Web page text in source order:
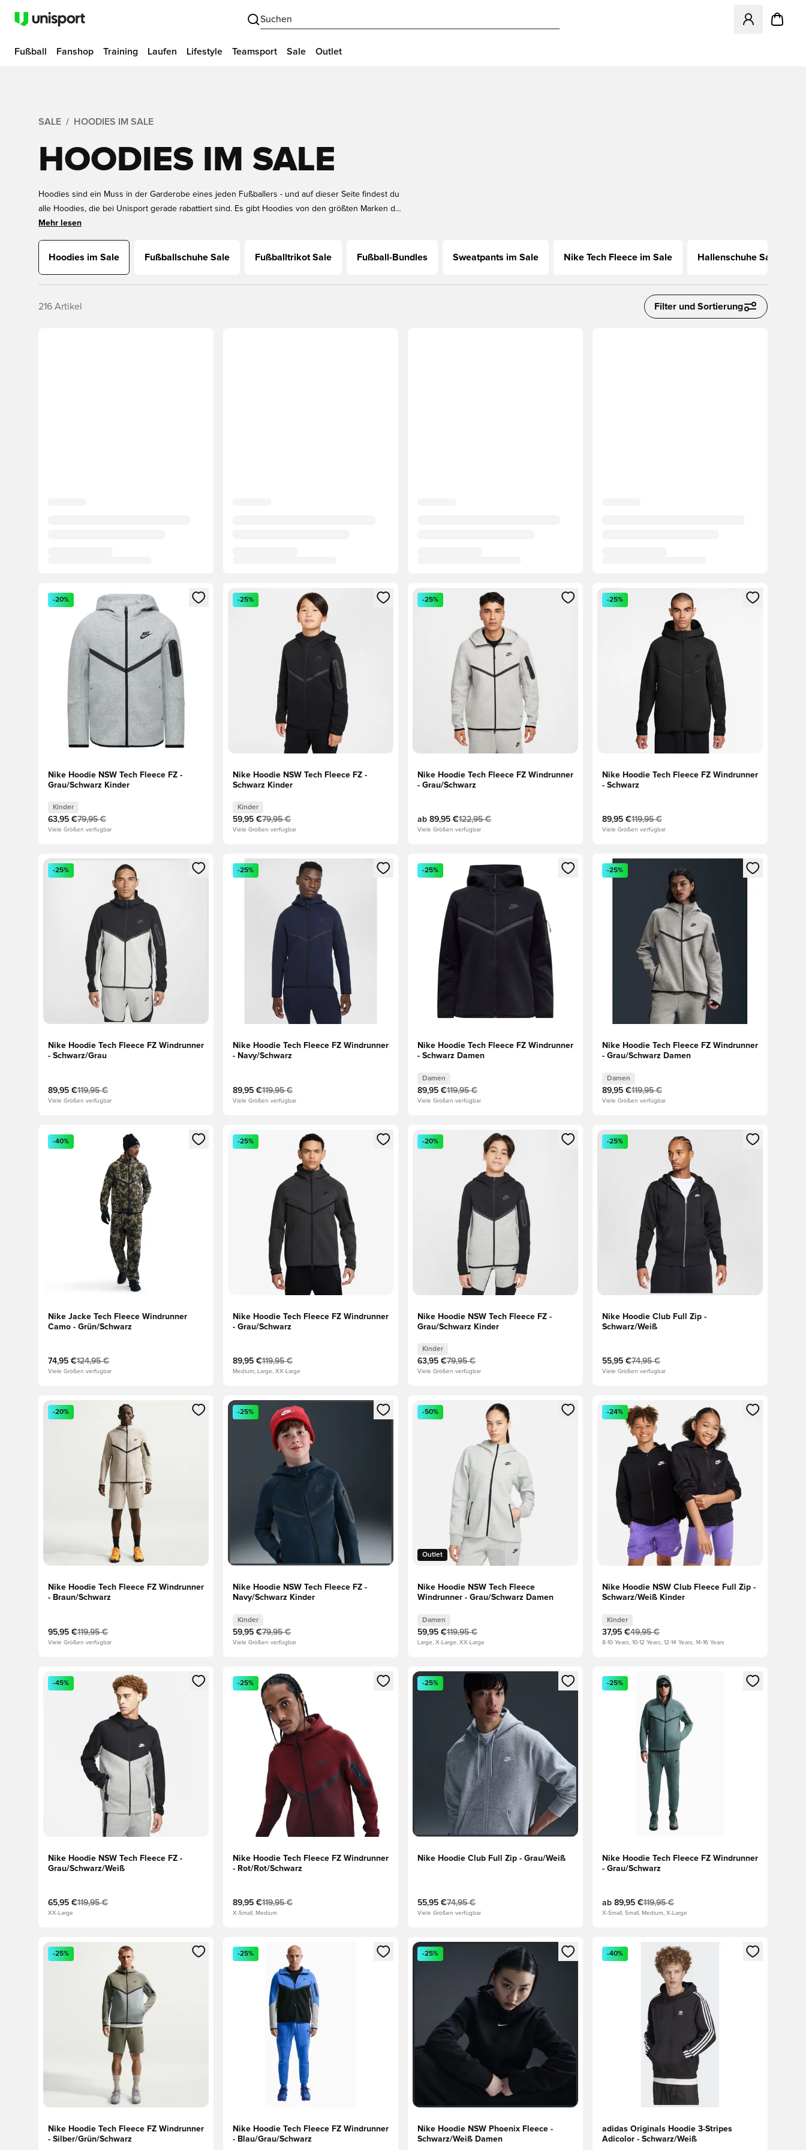
Suchen
Öffnet ein
Fußball Fanshop Training Laufen Lifestyle Teamsport Sale Outlet
SALE HOODIES IM SALE
HOODIES IM SALE
Hoodies sind ein Muss in der Garderobe eines jeden Fußballers - und auf dieser Seite findest du
alle Hoodies, die bei Unisport gerade rabattiert sind. Es gibt Hoodies von den größten Marken der
Welt in verschiedenen Farben, Modellen und Größen - alle zu tollen Preisen mit großen Rabatten
weg sein.
Mehr lesen
Hoodies im Sale Fußballschuhe Sale Fußballtrikot Sale Fußball-Bundles Sweatpants im Sale Nike Tech Fleece im Sale Hallenschuhe Sale
216 Artikel Filter und Sortierung
Öffnet ein neues Fenster zum Anmelden oder Registrieren als Mitglied
-20%
Nike Hoodie NSW Tech Fleece FZ -
Grau/Schwarz Kinder
Kinder
63,95 €79,95 €
Viele Größen verfügbar
Öffnet ein neues Fenster zum Anmelden oder Registrieren als Mitglied
-25%
Nike Hoodie NSW Tech Fleece FZ -
Schwarz Kinder
Kinder
59,95 €79,95 €
Viele Größen verfügbar
Öffnet ein neues Fenster zum Anmelden oder Registrieren als Mitglied
-25%
Nike Hoodie Tech Fleece FZ Windrunner
- Grau/Schwarz
ab 89,95 €122,95 €
Viele Größen verfügbar
Öffnet ein neues Fenster zum Anmelden oder
-25%
Nike Hoodie Tech Fleece FZ Windrunner
- Schwarz
89,95 €119,95 €
Viele Größen verfügbar
Öffnet ein neues Fenster zum Anmelden oder Registrieren als Mitglied
-25%
Nike Hoodie Tech Fleece FZ Windrunner
- Schwarz/Grau
89,95 €119,95 €
Viele Größen verfügbar
Öffnet ein neues Fenster zum Anmelden oder Registrieren als Mitglied
-25%
Nike Hoodie Tech Fleece FZ Windrunner
- Navy/Schwarz
89,95 €119,95 €
Viele Größen verfügbar
Öffnet ein neues Fenster zum Anmelden oder Registrieren als Mitglied
-25%
Nike Hoodie Tech Fleece FZ Windrunner
- Schwarz Damen
Damen
89,95 €119,95 €
Viele Größen verfügbar
Öffnet ein neues Fenster zum Anmelden oder
-25%
Nike Hoodie Tech Fleece FZ Windrunner
- Grau/Schwarz Damen
Damen
89,95 €119,95 €
Viele Größen verfügbar
Öffnet ein neues Fenster zum Anmelden oder Registrieren als Mitglied
-40%
Nike Jacke Tech Fleece Windrunner
Camo - Grün/Schwarz
74,95 €124,95 €
Viele Größen verfügbar
Öffnet ein neues Fenster zum Anmelden oder Registrieren als Mitglied
-25%
Nike Hoodie Tech Fleece FZ Windrunner
- Grau/Schwarz
89,95 €119,95 €
Medium, Large, XX-Large
Öffnet ein neues Fenster zum Anmelden oder Registrieren als Mitglied
-20%
Nike Hoodie NSW Tech Fleece FZ -
Grau/Schwarz Kinder
Kinder
63,95 €79,95 €
Viele Größen verfügbar
Öffnet ein neues Fenster zum Anmelden oder
-25%
Nike Hoodie Club Full Zip -
Schwarz/Weiß
55,95 €74,95 €
Viele Größen verfügbar
Öffnet ein neues Fenster zum Anmelden oder Registrieren als Mitglied
-20%
Nike Hoodie Tech Fleece FZ Windrunner
- Braun/Schwarz
95,95 €119,95 €
Viele Größen verfügbar
Öffnet ein neues Fenster zum Anmelden oder Registrieren als Mitglied
-25%
Nike Hoodie NSW Tech Fleece FZ -
Navy/Schwarz Kinder
Kinder
59,95 €79,95 €
Viele Größen verfügbar
Öffnet ein neues Fenster zum Anmelden oder Registrieren als Mitglied
Outlet
-50%
Nike Hoodie NSW Tech Fleece
Windrunner - Grau/Schwarz Damen
Damen
59,95 €119,95 €
Large, X-Large, XX-Large
Öffnet ein neues Fenster zum Anmelden oder
-24%
Nike Hoodie NSW Club Fleece Full Zip -
Schwarz/Weiß Kinder
Kinder
37,95 €49,95 €
8-10 Years, 10-12 Years, 12-14 Years, 14-16 Years
Öffnet ein neues Fenster zum Anmelden oder Registrieren als Mitglied
-45%
Nike Hoodie NSW Tech Fleece FZ -
Grau/Schwarz/Weiß
65,95 €119,95 €
XX-Large
Öffnet ein neues Fenster zum Anmelden oder Registrieren als Mitglied
-25%
Nike Hoodie Tech Fleece FZ Windrunner
- Rot/Rot/Schwarz
89,95 €119,95 €
X-Small, Medium
Öffnet ein neues Fenster zum Anmelden oder Registrieren als Mitglied
-25%
Nike Hoodie Club Full Zip - Grau/Weiß
55,95 €74,95 €
Viele Größen verfügbar
Öffnet ein neues Fenster zum Anmelden oder
-25%
Nike Hoodie Tech Fleece FZ Windrunner
- Grau/Schwarz
ab 89,95 €119,95 €
X-Small, Small, Medium, X-Large
Öffnet ein neues Fenster zum Anmelden oder Registrieren als Mitglied
-25%
Nike Hoodie Tech Fleece FZ Windrunner
- Silber/Grün/Schwarz
Öffnet ein neues Fenster zum Anmelden oder Registrieren als Mitglied
-25%
Nike Hoodie Tech Fleece FZ Windrunner
- Blau/Grau/Schwarz
Öffnet ein neues Fenster zum Anmelden oder Registrieren als Mitglied
-25%
Nike Hoodie NSW Phoenix Fleece -
Schwarz/Weiß Damen
Öffnet ein neues Fenster zum Anmelden oder
-40%
adidas Originals Hoodie 3-Stripes
Adicolor - Schwarz/Weiß